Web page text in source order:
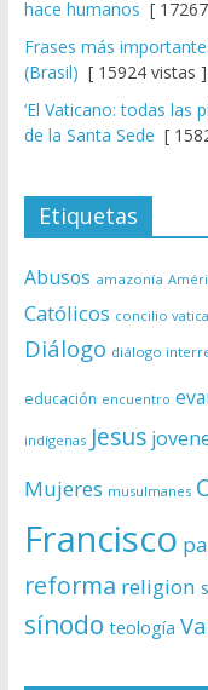
hace humanos [
Frases más
(Brasil) [ 15924 vistas ]
‘El Vaticano: todas las
de la Santa Sede [
Etiquetas
Abusos amazonía
Católicos concilio
Diálogo diálogo
educación encuentro
indígenas Jesus
Mujeres musulmanes
Francisco
reforma religion
sínodo teología